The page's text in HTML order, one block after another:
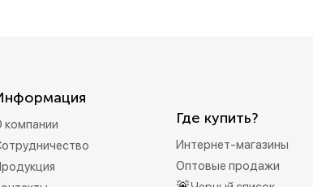
компании
Где купить?
Интернет-магазины
Оптовые продажи